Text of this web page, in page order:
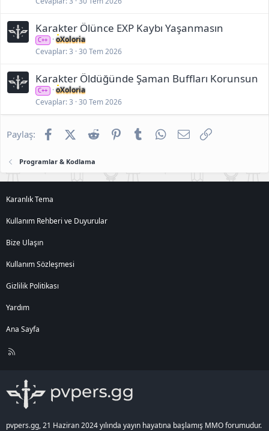
Karakter Ölünce EXP Kaybı Yaşanmasın
C++
oXoloria
Cevaplar 3 30 Tem 2026
Karakter Öldüğünde Şaman Buffları Korunsun
C++
oXoloria
Cevaplar 3 30 Tem 2026
Paylaş: FacebookX (Twitter)
Reddit PinterestTumblr WhatsApp
E-posta
Programlar & Kodlama
Karanlık Tema
Kullanım Rehberi ve Duyurular
Bize Ulaşın
Kullanım Sözleşmesi
Gizlilik Politikası
Yardım
Ana Sayfa
R
pvpers.gg, 21 Haziran 2024 yılında yayın hayatına başlamış MMO forumudur.